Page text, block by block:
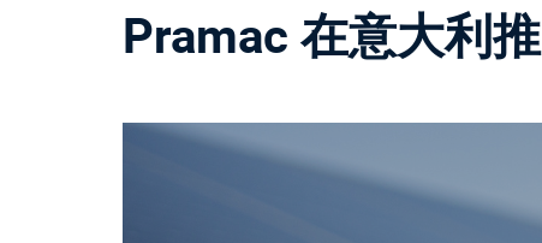
Pramac 在意大利